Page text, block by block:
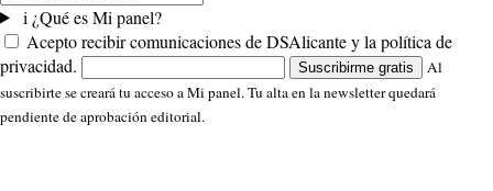
i ¿Qué es Mi panel?
Acepto recibir comunicaciones de DSAlicante y la política de
privacidad.
Suscribirme gratis
Al
suscribirte se creará tu acceso a Mi panel. Tu alta en la newsletter quedará
pendiente de aprobación editorial.